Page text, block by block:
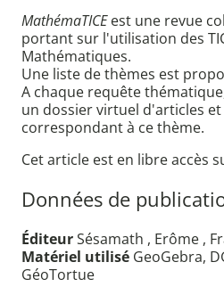
MathémaTICEest une revue
portant sur l'utilisation des
Mathématiques.
Une liste de thèmes est
A chaque requête
un dossier virtuel d'articles et
correspondant à ce thème.
Cet article est en libre accès
Données de
ÉditeurSésamath , Erôme ,
Matériel utilisé GeoGebra,
GéoTortue